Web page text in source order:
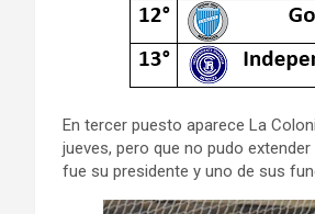
En tercer puesto aparece La
jueves, pero que no pudo
fue su presidente y uno de sus